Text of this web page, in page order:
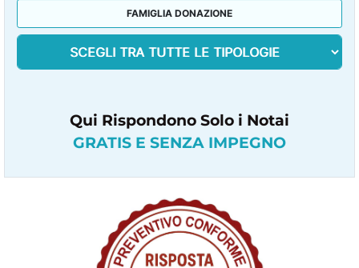
FAMIGLIA DONAZIONE
Qui Rispondono Solo i Notai
GRATIS E SENZA IMPEGNO